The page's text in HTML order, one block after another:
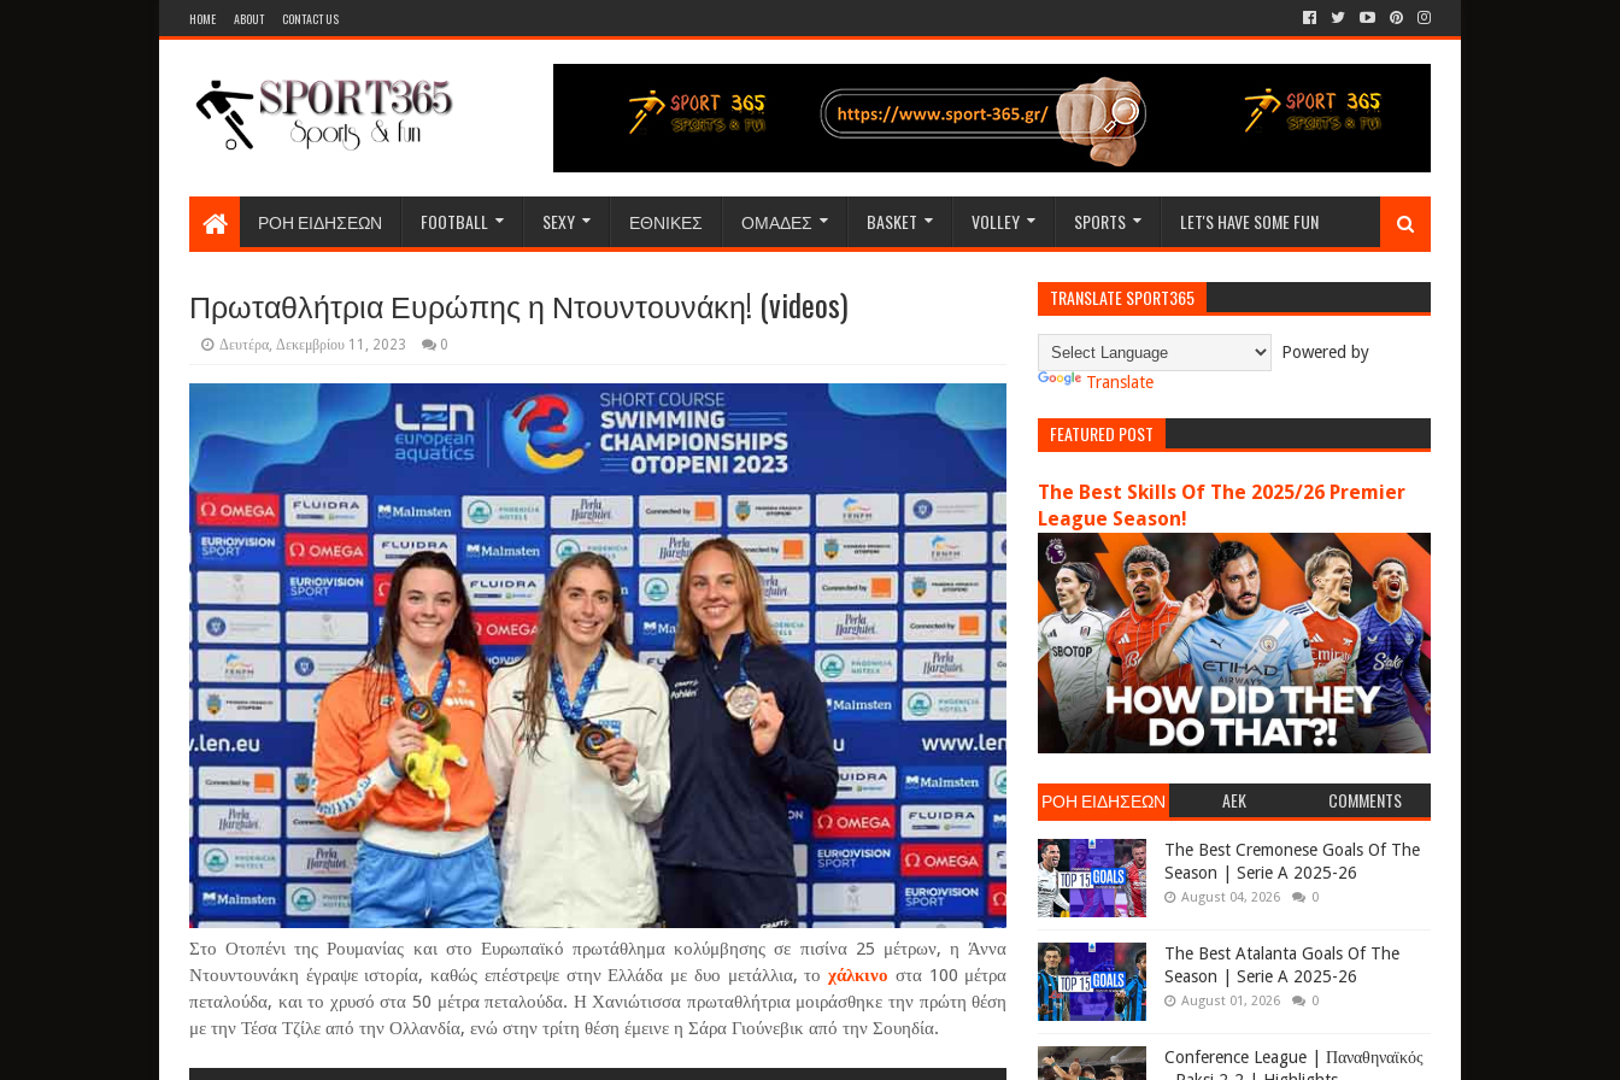
HOME ABOUT CONTACT US
ΡΟΗ ΕΙΔΗΣΕΩΝ FOOTBALL SEXY ΕΘΝΙΚΕΣ ΟΜΑΔΕΣ BASKET VOLLEY SPORTS LET'S HAVE SOME FUN
Πρωταθλήτρια Ευρώπης η Ντουντουνάκη! (videos)
Δευτέρα, Δεκεμβρίου 11, 2023 0
Στο Οτοπένι της Ρουμανίας και στο Ευρωπαϊκό πρωτάθλημα κολύμβησης σε πισίνα 25 μέτρων, η Άννα
Ντουντουνάκη έγραψε ιστορία, καθώς επέστρεψε στην Ελλάδα με δυο μετάλλια, τοχάλκινο στα 100 μέτρα
πεταλούδα, και το χρυσό στα 50 μέτρα πεταλούδα. Η Χανιώτισσα πρωταθλήτρια μοιράσθηκε την πρώτη θέση
με την Τέσα Τζίλε από την Ολλανδία, ενώ στην τρίτη θέση έμεινε η Σάρα Γιούνεβικ από την Σουηδία.
TRANSLATE SPORT365
Powered by
Translate
FEATURED POST
The Best Skills Of The 2025/26 Premier
League Season!
ΡΟΗ ΕΙΔΗΣΕΩΝ AEK COMMENTS
The Best Cremonese Goals Of The
Season | Serie A 2025-26
August 04, 2026 0
The Best Atalanta Goals Of The
Season | Serie A 2025-26
August 01, 2026 0
Conference League | Παναθηναϊκός